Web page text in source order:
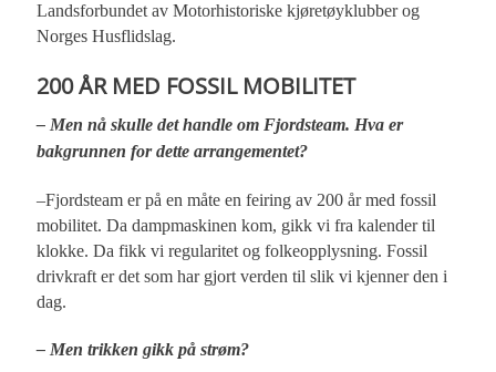
Landsforbundet av Motorhistoriske kjøretøyklubber og
Norges Husflidslag.
200 ÅR MED FOSSIL MOBILITET
– Men nå skulle det handle om Fjordsteam. Hva er
bakgrunnen for dette arrangementet?
–Fjordsteam er på en måte en feiring av 200 år med fossil
mobilitet. Da dampmaskinen kom, gikk vi fra kalender til
klokke. Da fikk vi regularitet og folkeopplysning. Fossil
drivkraft er det som har gjort verden til slik vi kjenner den i
dag.
– Men trikken gikk på strøm?